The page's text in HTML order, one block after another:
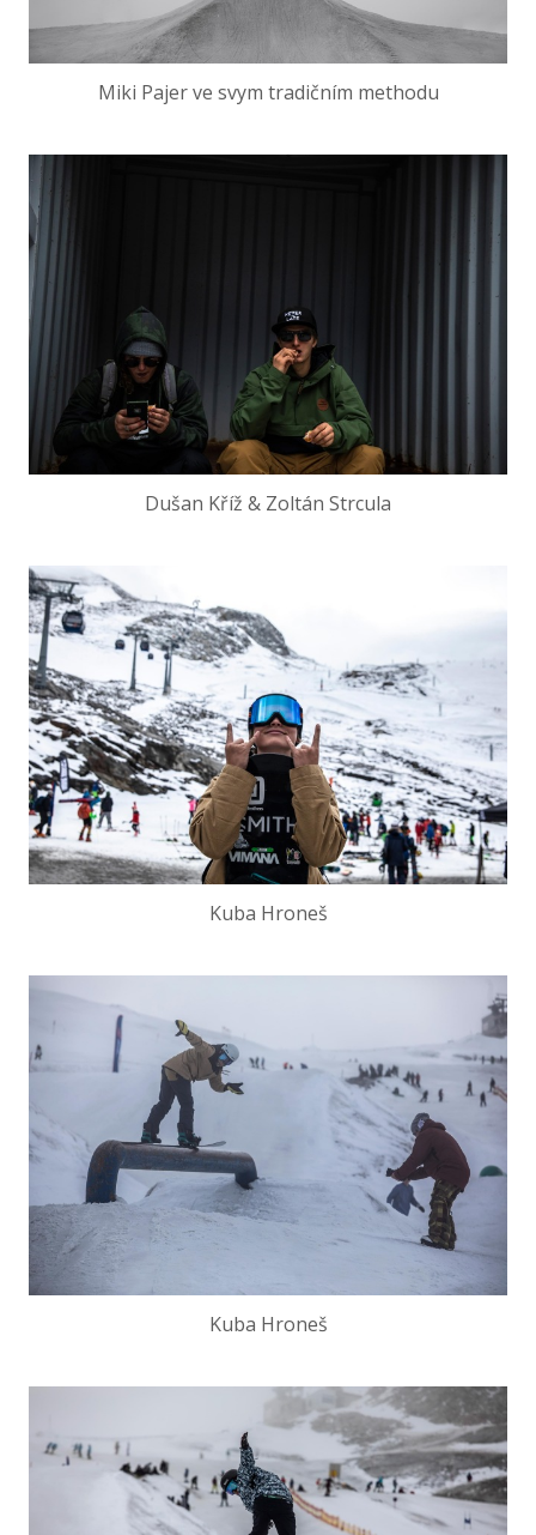
Miki Pajer ve svym tradičním methodu
Dušan Kříž & Zoltán Strcula
Kuba Hroneš
Kuba Hroneš